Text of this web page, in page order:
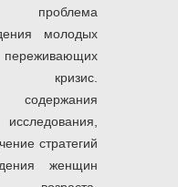
проблема
молодых
кризис.
стратегий
женщин